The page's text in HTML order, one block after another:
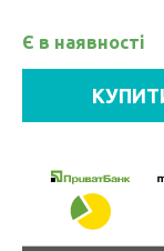
Є в наявності